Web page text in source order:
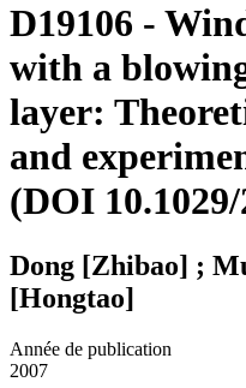
D19106 -
with a
layer:
and
(DOI
Dong [Zhibao] ;
[Hongtao]
Année de publication
2007